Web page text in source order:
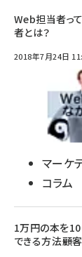
Web担当者っ
者とは？
2018年7月24日
マーケ
コラム
1万円の本を
できる方法――